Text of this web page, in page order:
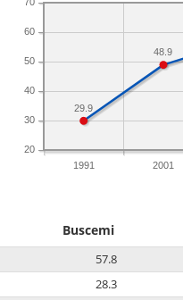
1991 2001
20
30
40
50
60
48.9
29.9
Buscemi
57.8
28.3